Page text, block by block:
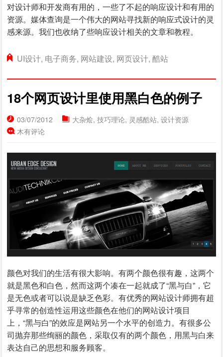
对设计师和开发商有用的，一些了不起的响应设计和有用的
资源。媒体查询是一个伟大的网站寻找新的响应式设计的灵
感来源。我们也收纳了些响应设计相关的文章和教程。
UI设计, 电子商务, 网站建设, 网页设计,酷站
18个网页设计里使用黑白色的例子
03/07/2012 大杂烩,技巧理论, 灵感酷站,设计资源
木有评论
颜色对我们的生活有很大影响。有两个颜色很有趣，这两个
就是黑色和白色，然而这两个凑在一起就成了“黑与白”，它
是无色或者可以说是缺乏色彩。有优秀的网站设计师拥有超
乎寻常的创造性运用这些颜色在他们的网站设计项目
上，“黑与白”的效应是网站另一个水平的创造力。有很多公
司抛弃那些绚丽的颜色，采取仅有的两个颜色，用黑与白来
表达自己的思想和服务顾客。